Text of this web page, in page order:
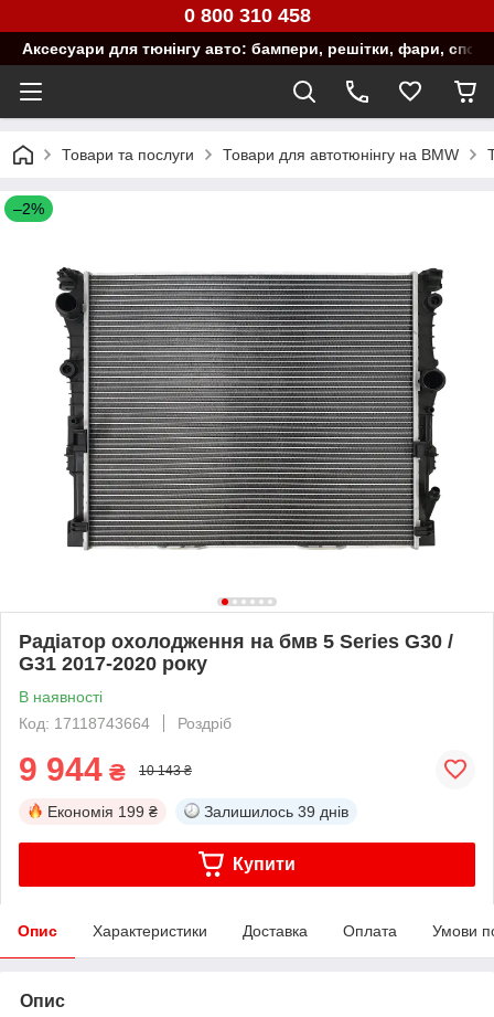
0 800 310 458
Аксесуари для тюнінгу авто: бампери, решітки, фари,
Товари та послуги Товари для автотюнінгу на BMW
–2%
Радіатор охолодження на бмв 5 Series G30 /
G31 2017-2020 року
В наявності
Код: 17118743664
Роздріб
9 944 ₴ 10 143 ₴
Економія 199 ₴ Залишилось 39 днів
Купити
Опис Характеристики Доставка Оплата Умови
Опис